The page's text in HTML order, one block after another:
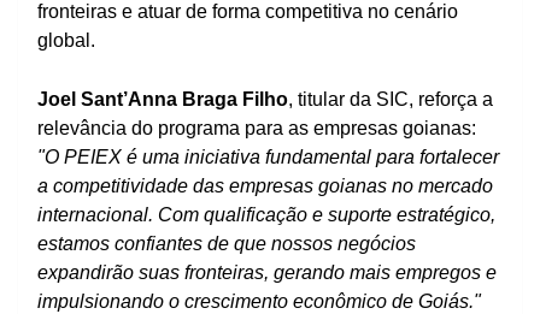
fronteiras e atuar de forma competitiva no cenário
global.
Joel Sant’Anna Braga Filho, titular da SIC, reforça a
relevância do programa para as empresas goianas:
"O PEIEX é uma iniciativa fundamental para fortalecer
a competitividade das empresas goianas no mercado
internacional. Com qualificação e suporte estratégico,
estamos confiantes de que nossos negócios
expandirão suas fronteiras, gerando mais empregos e
impulsionando o crescimento econômico de Goiás."